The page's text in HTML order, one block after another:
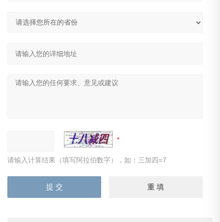
请输入计算结果（填写阿拉伯数字），如：三加四=7